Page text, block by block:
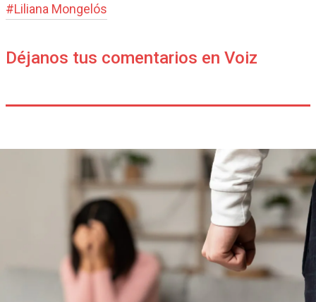
#Liliana Mon­gelós
Déjanos tus comentarios en Voiz